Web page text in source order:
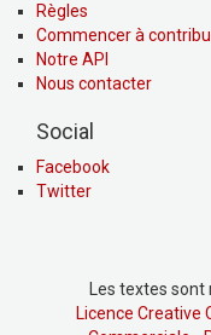
Règles
Commencer à
Notre API
Nous contacter
Social
Facebook
Twitter
Les textes sont
Licence Creative